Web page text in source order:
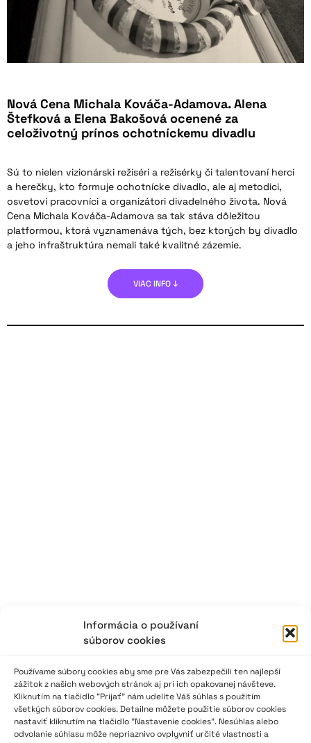
Informácia o používaní
súborov cookies
Používame súbory cookies aby sme pre Vás zabezpečili ten najlepší
zážitok z našich webových stránok aj pri ich opakovanej návšteve.
Kliknutím na tlačidlo “Prijať” nám udelíte Váš súhlas s použitím
všetkých súborov cookies. Detailne môžete použitie súborov cookies
nastaviť kliknutím na tlačidlo "Nastavenie cookies". Nesúhlas alebo
odvolanie súhlasu môže nepriaznivo ovplyvniť určité vlastnosti a
Nová Cena Michala Kováča-Adamova. Alena
Štefková a Elena Bakošová ocenené za
celoživotný prínos ochotníckemu divadlu
Sú to nielen vizionárski režiséri a režisérky či talentovaní herci
a herečky, kto formuje ochotnícke divadlo, ale aj metodici,
osvetoví pracovníci a organizátori divadelného života. Nová
Cena Michala Kováča-Adamova sa tak stáva dôležitou
platformou, ktorá vyznamenáva tých, bez ktorých by divadlo
a jeho infraštruktúra nemali také kvalitné zázemie.
VIAC INFO ↓
Ocenenia 102. Scénickej žatvy
Festival Scénická žatva, vrcholná prehliadka